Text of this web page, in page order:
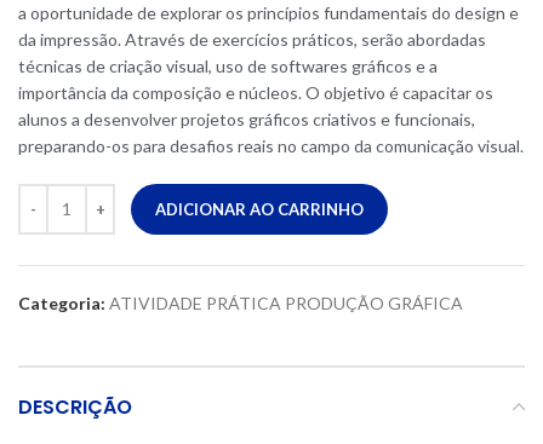
a oportunidade de explorar os princípios fundamentais do design e
da impressão. Através de exercícios práticos, serão abordadas
técnicas de criação visual, uso de softwares gráficos e a
importância da composição e núcleos. O objetivo é capacitar os
alunos a desenvolver projetos gráficos criativos e funcionais,
preparando-os para desafios reais no campo da comunicação visual.
ADICIONAR AO CARRINHO
Categoria: ATIVIDADE PRÁTICA PRODUÇÃO GRÁFICA
DESCRIÇÃO